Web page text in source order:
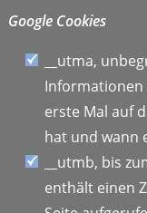
Google Cookies
__utma,
Informationen
erste Mal auf
hat und wann
__utmb, bis
enthält einen